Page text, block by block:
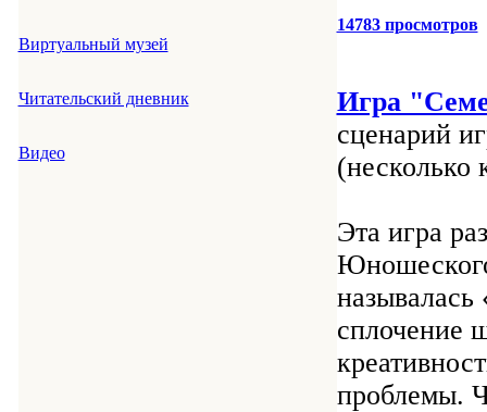
Виртуальный музей
Читательский дневник
Видео
14783 просмотров
Игра
сценарий
(несколько
Эта игра
сплочение
проблемы.